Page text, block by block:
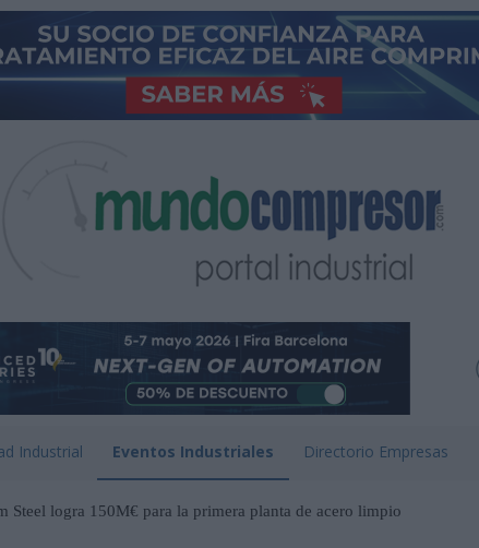
Industrial Eventos Industriales Directorio Empresas
Steel logra 150M€ para la primera planta de acero limpio